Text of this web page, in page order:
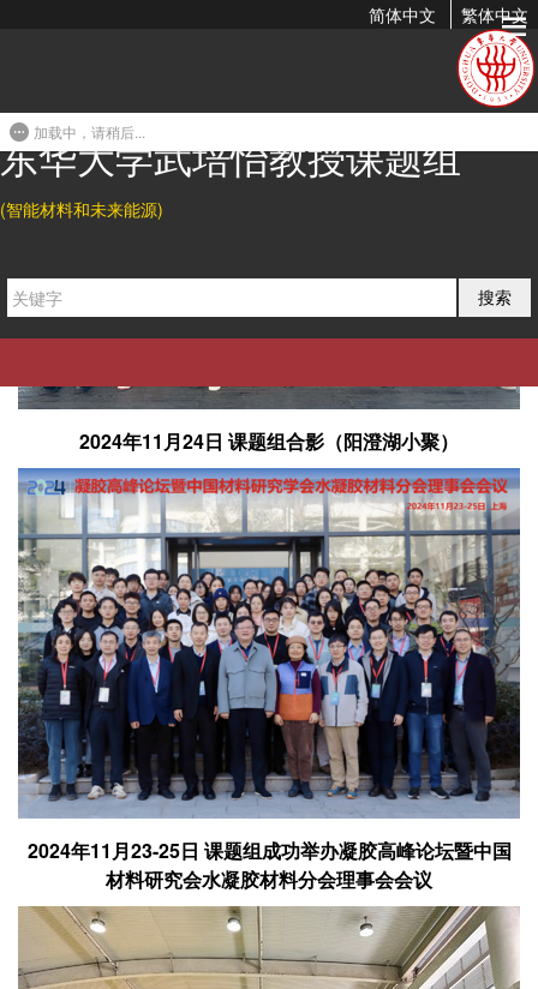
简体中文 繁体中文
东华大学武培怡教授课题组
(智能材料和未来能源)
搜索
2024年11月24日 课题组合影（阳澄湖小聚）
2024年11月23-25日 课题组成功举办凝胶高峰论坛暨中国
材料研究会水凝胶材料分会理事会会议
加载中，请稍后...